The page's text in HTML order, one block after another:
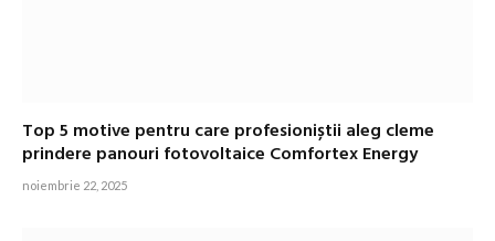
Top 5 motive pentru care profesioniștii aleg cleme
prindere panouri fotovoltaice Comfortex Energy
noiembrie 22, 2025